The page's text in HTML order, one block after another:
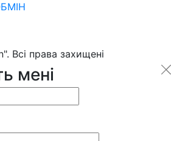
Всі права захищені
мені